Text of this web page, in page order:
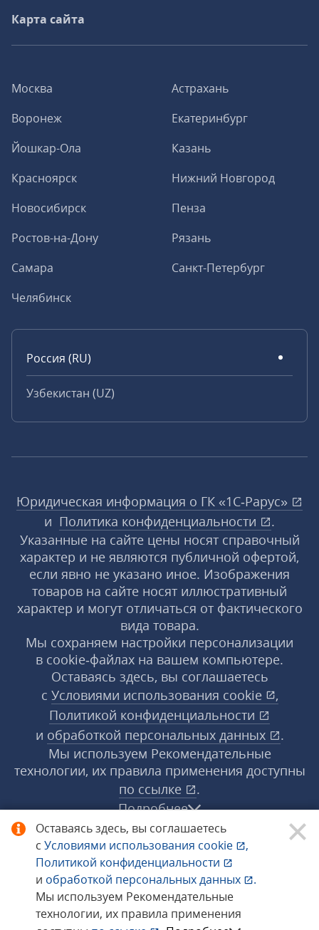
Оставаясь здесь, вы соглашаетесь
с Условиями использования cookie
,
Политикой конфиденциальности
и обработкой персональных данных
.
Мы используем Рекомендательные
технологии, их правила применения
Москва
Астрахань
Воронеж
Екатеринбург
Йошкар-Ола
Казань
Красноярск
Нижний Новгород
Новосибирск
Пенза
Ростов-на-Дону
Рязань
Самара
Санкт-Петербург
Челябинск
Россия (RU)
Узбекистан (UZ)
Карта сайта
Юридическая информация о ГК «1С‑Рарус»
и Политика конфиденциальности
.
Указанные на сайте цены носят справочный
характер и не являются публичной офертой,
если явно не указано иное. Изображения
товаров на сайте носят иллюстративный
характер и могут отличаться от фактического
вида товара.
Мы сохраняем настройки персонализации
в cookie‑файлах на вашем компьютере.
Оставаясь здесь, вы соглашаетесь
с Условиями использования cookie
,
Политикой конфиденциальности
и обработкой персональных данных
.
Мы используем Рекомендательные
технологии, их правила применения доступны
по ссылке
.
Подробнее
© 1998−2026 «1С‑Рарус» ®. Все права
защищены.
Сообщить об ошибке